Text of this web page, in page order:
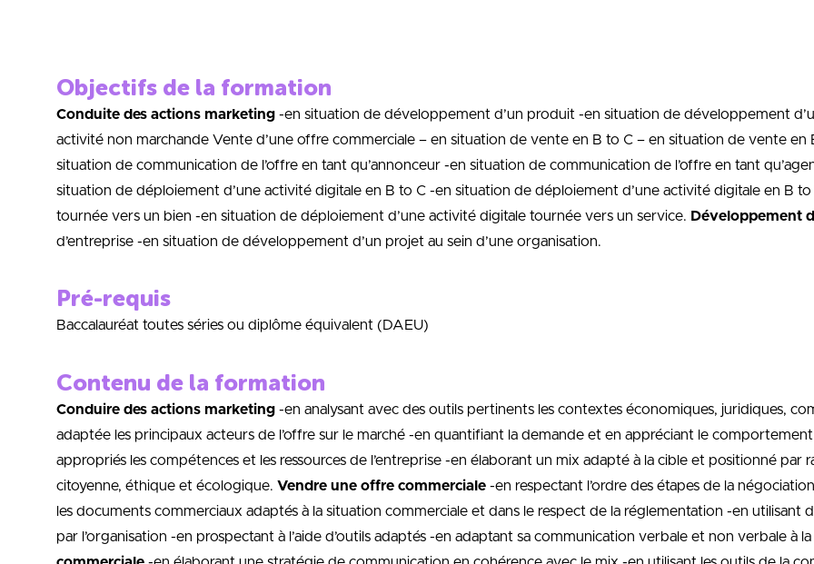
Objectifs de la formation
Conduite des actions marketing -en situation de développement d’un produit -en situation de développement
activité non marchande Vente d’une offre commerciale – en situation de vente en B to C – en situation de vente en
situation de communication de l’offre en tant qu’annonceur -en situation de communication de l’offre en tant
situation de déploiement d’une activité digitale en B to C -en situation de déploiement d’une activité digitale en B
tournée vers un bien -en situation de déploiement d’une activité digitale tournée vers un service. Développement
d’entreprise -en situation de développement d’un projet au sein d’une organisation.
Pré-requis
Baccalauréat toutes séries ou diplôme équivalent (DAEU)
Contenu de la formation
Conduire des actions marketing -en analysant avec des outils pertinents les contextes économiques, juridiques,
adaptée les principaux acteurs de l’offre sur le marché -en quantifiant la demande et en appréciant le
appropriés les compétences et les ressources de l’entreprise -en élaborant un mix adapté à la cible et positionné
citoyenne, éthique et écologique. Vendre une offre commerciale -en respectant l’ordre des étapes de la
les documents commerciaux adaptés à la situation commerciale et dans le respect de la réglementation -en
par l’organisation -en prospectant à l’aide d’outils adaptés -en adaptant sa communication verbale et non verbale à